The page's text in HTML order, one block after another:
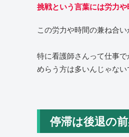
挑戦という言葉には労力
この労力や時間の兼ね合
特に看護師さんって仕事
めらう方は多いんじゃな
停滞は後退の